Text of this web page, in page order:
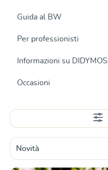
Guida al BW
Per professionisti
Informazioni su DIDYMOS
Occasioni